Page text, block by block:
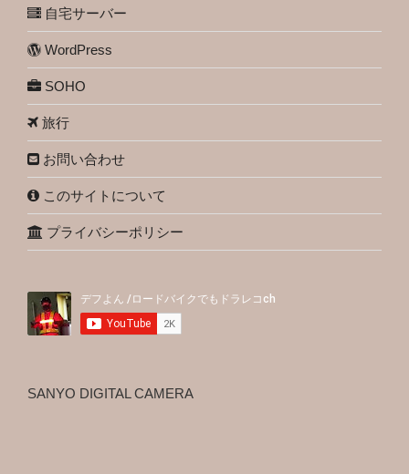
自宅サーバー
WordPress
SOHO
旅行
お問い合わせ
このサイトについて
プライバシーポリシー
SANYO DIGITAL CAMERA